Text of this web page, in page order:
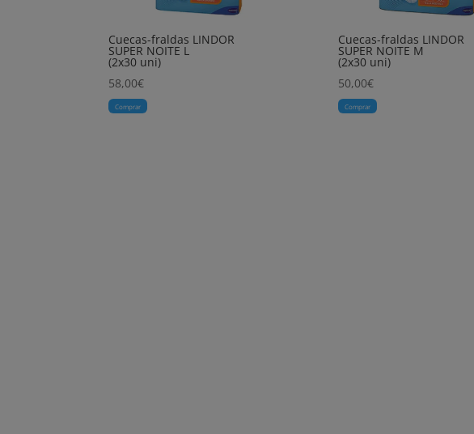
Cuecas-fraldas LINDOR
SUPER NOITE L
(2x30 uni)
58,00€
Comprar
Cuecas-fraldas LINDOR
SUPER NOITE M
(2x30 uni)
50,00€
Comprar